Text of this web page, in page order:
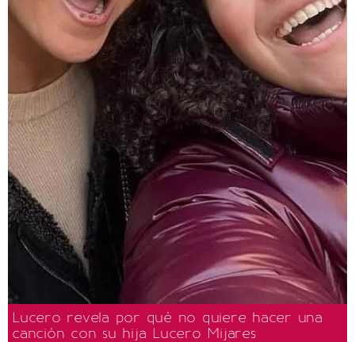
Lucero revela por qué no quiere hacer una
canción con su hija Lucero Mijares